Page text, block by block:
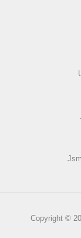
Copyright ©